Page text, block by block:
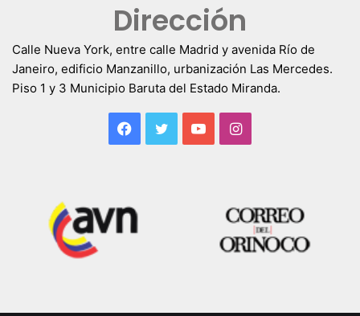
Dirección
Calle Nueva York, entre calle Madrid y avenida Río de
Janeiro, edificio Manzanillo, urbanización Las Mercedes.
Piso 1 y 3 Municipio Baruta del Estado Miranda.
Facebook
TwitterYouTubeInstagram